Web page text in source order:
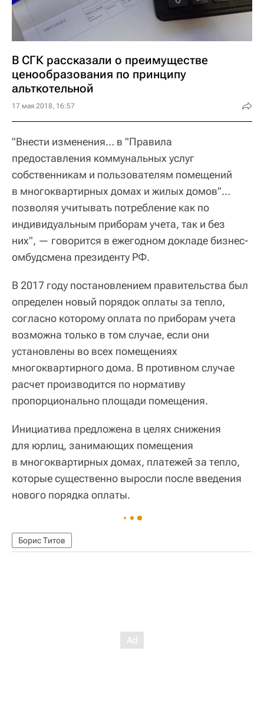
В СГК рассказали о преимуществе
ценообразования по принципу
альткотельной
17 мая 2018, 16:57
"Внести изменения… в "Правила
предоставления коммунальных услуг
собственникам и пользователям помещений
в многоквартирных домах и жилых домов"…
позволяя учитывать потребление как по
индивидуальным приборам учета, так и без
них", — говорится в ежегодном докладе бизнес-
омбудсмена президенту РФ.
В 2017 году постановлением правительства был
определен новый порядок оплаты за тепло,
согласно которому оплата по приборам учета
возможна только в том случае, если они
установлены во всех помещениях
многоквартирного дома. В противном случае
расчет производится по нормативу
пропорционально площади помещения.
Инициатива предложена в целях снижения
для юрлиц, занимающих помещения
в многоквартирных домах, платежей за тепло,
которые существенно выросли после введения
нового порядка оплаты.
Борис Титов